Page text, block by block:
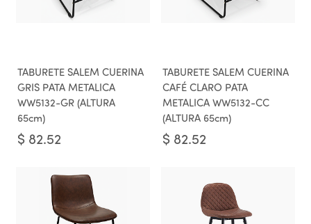
TABURETE SALEM CUERINA
GRIS PATA METALICA
WW5132-GR (ALTURA
65cm)
$ 82.52
TABURETE SALEM CUERINA
CAFÉ CLARO PATA
METALICA WW5132-CC
(ALTURA 65cm)
$ 82.52